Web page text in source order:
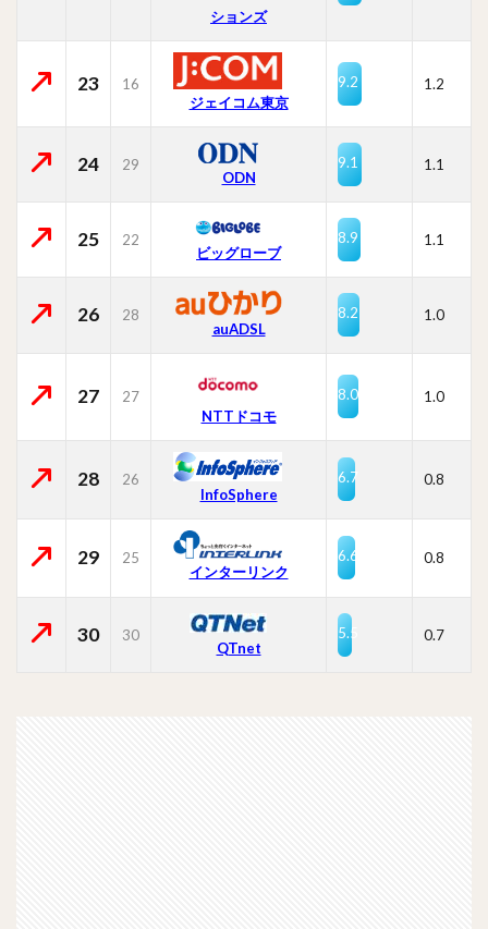
ションズ
23
16
ジェイコム東京
9.2 1.2
24 29
ODN
9.1 1.1
25 22
ビッグローブ
8.9 1.1
26
28
auADSL
8.2 1.0
27
27
NTTドコモ
8.0 1.0
28
26
InfoSphere
6.7 0.8
29
25
インターリンク
6.6 0.8
30 30
QTnet
5.5 0.7